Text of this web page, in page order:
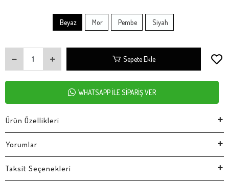
Beyaz Mor Pembe Siyah
Sepete Ekle
WHATSAPP İLE SİPARİŞ VER
Ürün Özellikleri
Yorumlar
Taksit Seçenekleri